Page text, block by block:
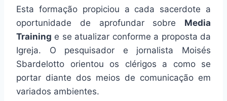
Esta formação propiciou a cada sacerdote a
oportunidade de aprofundar sobre Media
Training e se atualizar conforme a proposta da
Igreja. O pesquisador e jornalista Moisés
Sbardelotto orientou os clérigos a como se
portar diante dos meios de comunicação em
variados ambientes.